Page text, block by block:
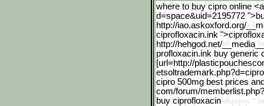
where to buy cipro online
d=space&uid=2195772
http://iao.askoxford.org/
ciprofloxacin.ink
http://hehgod.net/__media
profloxacin.ink buy generic
[url=http://plasticpouche
cipro 500mg best prices
com/forum/
buy ciprofloxacin